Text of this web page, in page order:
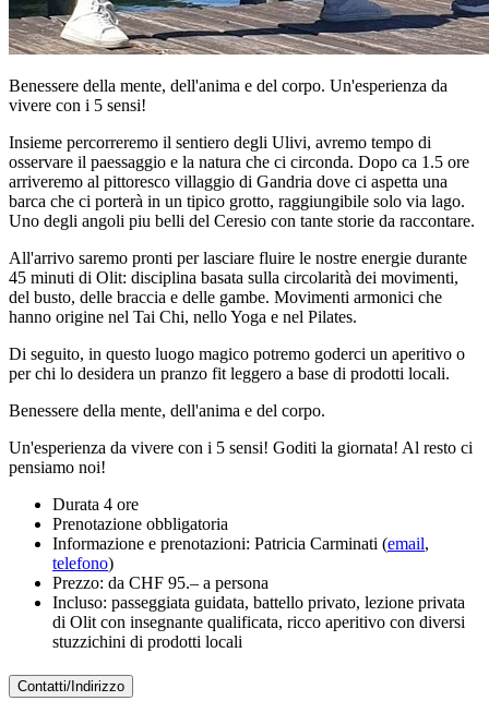
Benessere della mente, dell'anima e del corpo. Un'esperienza da
vivere con i 5 sensi!
Insieme percorreremo il sentiero degli Ulivi, avremo tempo di
osservare il paessaggio e la natura che ci circonda. Dopo ca 1.5 ore
arriveremo al pittoresco villaggio di Gandria dove ci aspetta una
barca che ci porterà in un tipico grotto, raggiungibile solo via lago.
Uno degli angoli piu belli del Ceresio con tante storie da raccontare.
All'arrivo saremo pronti per lasciare fluire le nostre energie durante
45 minuti di Olit: disciplina basata sulla circolarità dei movimenti,
del busto, delle braccia e delle gambe. Movimenti armonici che
hanno origine nel Tai Chi, nello Yoga e nel Pilates.
Di seguito, in questo luogo magico potremo goderci un aperitivo o
per chi lo desidera un pranzo fit leggero a base di prodotti locali.
Benessere della mente, dell'anima e del corpo.
Un'esperienza da vivere con i 5 sensi! Goditi la giornata! Al resto ci
pensiamo noi!
Durata 4 ore
Prenotazione obbligatoria
Informazione e prenotazioni: Patricia Carminati (email,
telefono)
Prezzo: da CHF 95.– a persona
Incluso: passeggiata guidata, battello privato, lezione privata
di Olit con insegnante qualificata, ricco aperitivo con diversi
stuzzichini di prodotti locali
Contatti/Indirizzo